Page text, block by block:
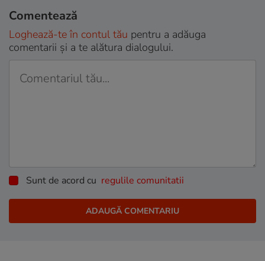
Comentează
Loghează-te în contul tău pentru a adăuga
comentarii și a te alătura dialogului.
Sunt de acord cu regulile comunitatii